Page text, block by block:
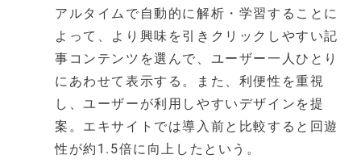
アルタイムで自動的に解析・学習することに
よって、より興味を引きクリックしやすい記
事コンテンツを選んで、ユーザー一人ひとり
にあわせて表示する。また、利便性を重視
し、ユーザーが利用しやすいデザインを提
案。エキサイトでは導入前と比較すると回遊
性が約1.5倍に向上したという。